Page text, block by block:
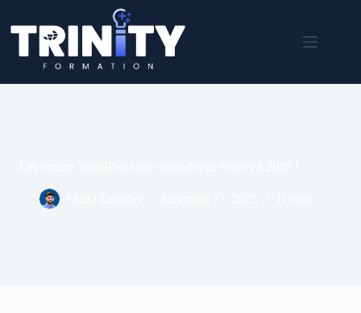
contenu